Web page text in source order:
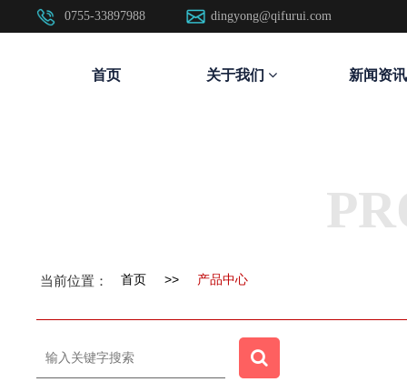
首页 关于我们 新闻资讯
0755-33897988 dingyong@qifurui.com
当前位置： 首页 >> 产品中心